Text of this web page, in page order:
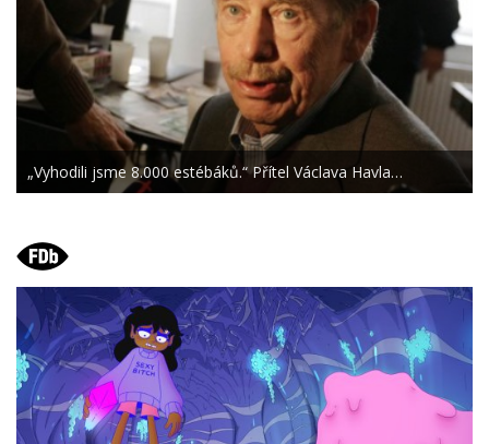
„Vyhodili jsme 8.000 estébáků.“ Přítel Václava Havla…